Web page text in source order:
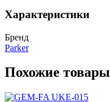
Характеристики
Бренд
Parker
Похожие товары